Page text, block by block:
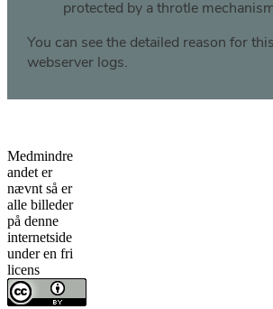
Medmindre
andet er
nævnt så er
alle billeder
på denne
internetside
under en fri
licens